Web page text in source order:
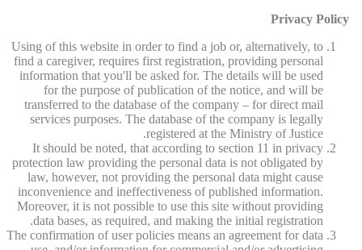
Privacy Policy
Using of this website in order to find a job or, alternatively, to
find a caregiver, requires first registration, providing personal
information that you'll be asked for. The details will be used
for the purpose of publication of the notice, and will be
transferred to the database of the company – for direct mail
services purposes. The database of the company is legally
registered at the Ministry of Justice.
It should be noted, that according to section 11 in privacy
protection law providing the personal data is not obligated by
law, however, not providing the personal data might cause
inconvenience and ineffectiveness of published information.
Moreover, it is not possible to use this site without providing
data bases, as required, and making the initial registration.
The confirmation of user policies means an agreement for data